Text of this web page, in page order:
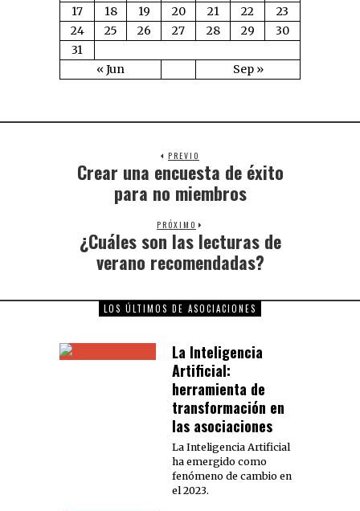
« Jun Sep »
17
18 19 20 21 22
23
24
25 26 27 28 29
30
31
PREVIO
Crear una encuesta de éxito
para no miembros
PRÓXIMO
¿Cuáles son las lecturas de
verano recomendadas?
LOS ÚLTIMOS DE ASOCIACIONES
La Inteligencia
Artificial:
herramienta de
transformación en
las asociaciones
La Inteligencia Artificial
ha emergido como
fenómeno de cambio en
el 2023.